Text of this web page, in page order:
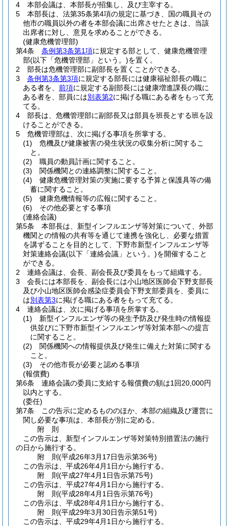
4
本部会議は、本部長が招集し、及び主宰する。
5
本部長は、法第35条第4項の規定に基づき、国の職員その
他市の職員以外の者を本部会議に出席させたときは、当該
出席者に対し、意見を求めることができる。
(健康危機管理部)
第4条
条例第3条第1項に規定する部として、健康危機管理
部(以下「危機管理部」という。)を置く。
2
部長は危機管理部に副部長を置くことができる。
3
条例第3条第3項に規定する部長には健康福祉部長の職に
ある者を、 前項に規定する副部長には健康増進課長の職に
ある者を、部員には別表第2に掲げる職にある者をもって充
てる。
4
部長は、危機管理部に副部長又は部員を班長とする班を設
けることができる。
5
危機管理部は、次に掲げる事項を所掌する。
(1)
危機及び健康被害の発生状況の収集分析に関するこ
と。
(2)
職員の動員計画に関すること。
(3)
関係機関との連絡調整に関すること。
(4)
健康危機管理対策の実施に要する予算と保護具等の備
蓄に関すること。
(5)
健康危機情報等の広報に関すること。
(6)
その他必要とする事項
(連絡会議)
第5条
本部長は、新型インフルエンザ等対策について、外部
機関との情報の共有等を通じて連携を強化し、必要な措置
を講ずることを目的として、下野市新型インフルエンザ等
対策連絡会議(以下「連絡会議」という。)を開催すること
ができる。
2
連絡会議は、会長、副会長及び委員をもって組織する。
3
会長には本部長を、副会長には小山地区医師会下野支部長
及び小山地区医師会感染症委員会下野支部委員を、委員に
は別表第3に掲げる職にある者をもって充てる。
4
連絡会議は、次に掲げる事項を所掌する。
(1)
新型インフルエンザ等の発生予防及び発生時の情報提
供並びに下野市新型インフルエンザ等対策本部への提言
に関すること。
(2)
関係機関への情報提供及び発生に備えた対策に関する
こと。
(3)
その他市長が必要と認める事項
(報償費)
第6条
連絡会議の委員に支給する報償費の額は1回20,000円
以内とする。
(委任)
第7条
この告示に定めるもののほか、本部の組織及び運営に
関し必要な事項は、本部長が別に定める。
附 則
この告示は、新型インフルエンザ等対策特別措置法の施行
の日から施行する。
附 則(平成26年3月17日告示第36号)
この告示は、平成26年4月1日から施行する。
附 則(平成27年4月1日告示第75号)
この告示は、平成27年4月1日から施行する。
附 則(平成28年4月1日告示第76号)
この告示は、平成28年4月1日から施行する。
附 則(平成29年3月30日告示第51号)
この告示は、平成29年4月1日から施行する。